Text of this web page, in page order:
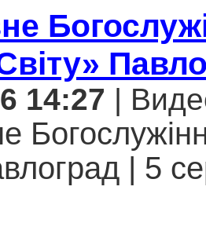
14:27 |
| 5